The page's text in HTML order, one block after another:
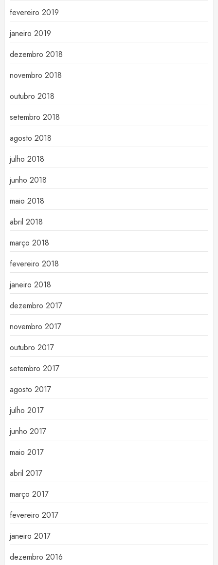
fevereiro 2019
janeiro 2019
dezembro 2018
novembro 2018
outubro 2018
setembro 2018
agosto 2018
julho 2018
junho 2018
maio 2018
abril 2018
março 2018
fevereiro 2018
janeiro 2018
dezembro 2017
novembro 2017
outubro 2017
setembro 2017
agosto 2017
julho 2017
junho 2017
maio 2017
abril 2017
março 2017
fevereiro 2017
janeiro 2017
dezembro 2016